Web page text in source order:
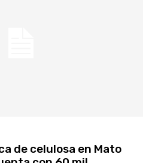
de celulosa en Mato